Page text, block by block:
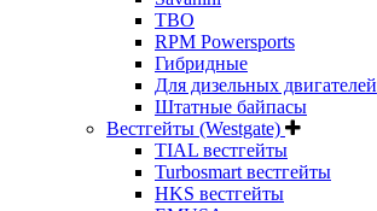
TBO
RPM Powersports
Гибридные
Для дизельных двигателей
Штатные байпасы
Вестгейты (Westgate)
TIAL вестгейты
Turbosmart вестгейты
HKS вестгейты